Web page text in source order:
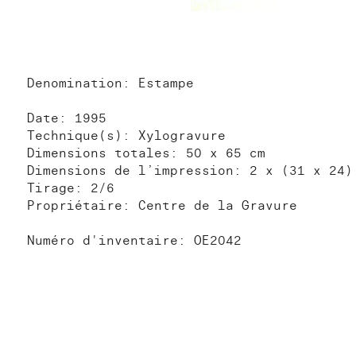
Denomination: Estampe
Date: 1995
Technique(s): Xylogravure
Dimensions totales: 50 x 65 cm
Dimensions de l’impression: 2 x (31 x 24)
Tirage: 2/6
Propriétaire: Centre de la Gravure
Numéro d'inventaire: OE2042